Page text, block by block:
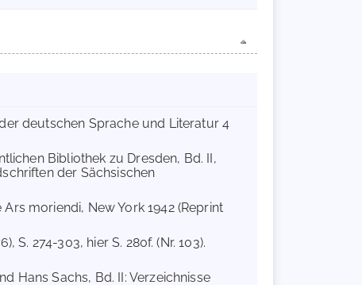
deutschen Sprache und Literatur 4
Bibliothek zu Dresden, Bd. II,
der Sächsischen
moriendi, New York 1942 (Reprint
S. 274-303, hier S. 280f. (Nr. 103).
Hans Sachs, Bd. II: Verzeichnisse